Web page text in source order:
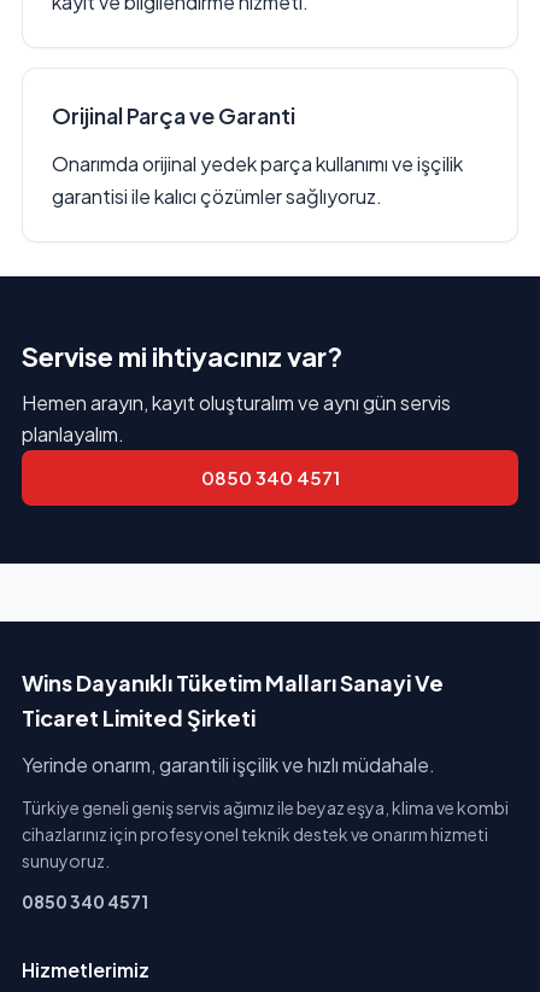
Orijinal Parça ve Garanti
Onarımda orijinal yedek parça kullanımı ve işçilik
garantisi ile kalıcı çözümler sağlıyoruz.
Servise mi ihtiyacınız var?
Hemen arayın, kayıt oluşturalım ve aynı gün servis
planlayalım.
0850 340 4571
Wins Dayanıklı Tüketim Malları Sanayi Ve
Ticaret Limited Şirketi
Yerinde onarım, garantili işçilik ve hızlı müdahale.
Türkiye geneli geniş servis ağımız ile beyaz eşya, klima ve kombi
cihazlarınız için profesyonel teknik destek ve onarım hizmeti
sunuyoruz.
0850 340 4571
Hizmetlerimiz